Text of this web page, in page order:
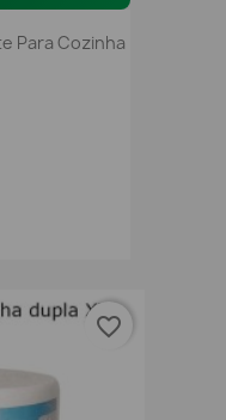
Para Cozinha
favorite_border